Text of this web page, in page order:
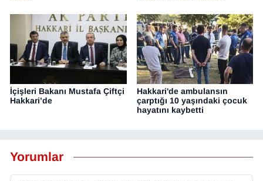
İçişleri Bakanı Mustafa Çiftçi
Hakkari’de
Hakkari'de ambulansın
çarptığı 10 yaşındaki çocuk
hayatını kaybetti
Yorumlar